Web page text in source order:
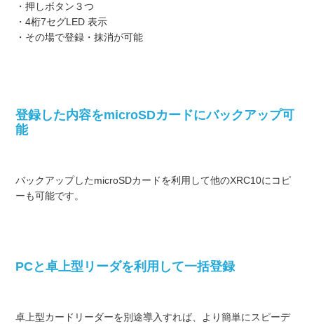
・押しボタン３つ
・4桁7セグLED 表示
・その場で登録・抹消が可能
登録した内容をmicroSDカードにバックアップ可
能
バックアップしたmicroSDカードを利用して他のXRC10にコピ
ーも可能です。
PCと卓上型リーダを利用して一括登録
卓上型カードリーダーを別途導入すれば、より簡単にスピーデ